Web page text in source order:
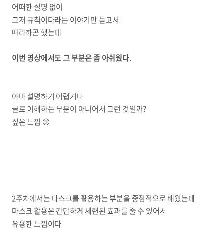
어떠한 설명 없이
그저 규칙이다라는 이야기만 듣고서
따라하곤 했는데
이번 영상에서도 그 부분은 좀 아쉬웠다.
아마 설명하기 어렵거나
글로 이해하는 부분이 아니어서 그런 것일까?
싶은 느낌 🫤
2주차에서는 마스크를 활용하는 부분을 중점적으로 배웠는데
마스크 활용은 간단하게 세련된 효과를 줄 수 있어서
유용한 느낌이다